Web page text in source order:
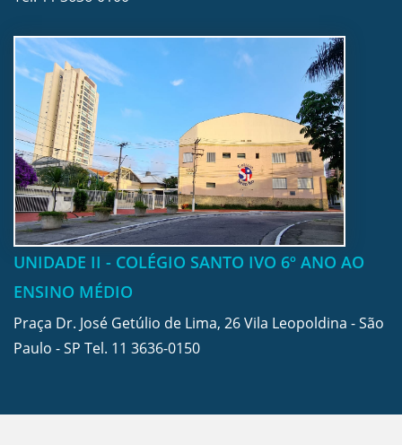
UNIDADE II - COLÉGIO SANTO IVO 6º ANO AO
ENSINO MÉDIO
Praça Dr. José Getúlio de Lima, 26 Vila Leopoldina - São
Paulo - SP Tel. 11 3636-0150